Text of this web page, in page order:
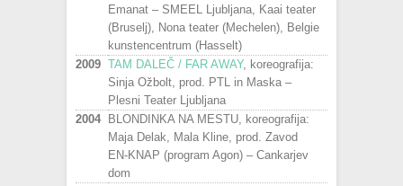
Emanat – SMEEL Ljubljana, Kaai teater
(Bruselj), Nona teater (Mechelen), Belgie
kunstencentrum (Hasselt)
2009 TAM DALEČ / FAR AWAY, koreografija:
Sinja Ožbolt, prod. PTL in Maska –
Plesni Teater Ljubljana
2004
BLONDINKA NA MESTU, koreografija:
Maja Delak, Mala Kline, prod. Zavod
EN-KNAP (program Agon) – Cankarjev
dom